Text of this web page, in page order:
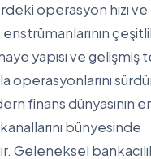
operasyon hızı ve
yapısı ve gelişmiş
operasyonlarını
finans dünyasının
bünyesinde
Geleneksel